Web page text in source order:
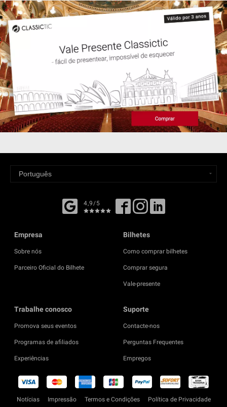
4,9/5
Empresa
Sobre nós
Parceiro Oficial do Bilhete
Bilhetes
Como comprar bilhetes
Comprar segura
Vale-presente
Trabalhe conosco
Promova seus eventos
Programas de afiliados
Experiências
Suporte
Contacte-nos
Perguntas Frequentes
Empregos
Notícias Impressão Termos e Condições Política de Privacidade